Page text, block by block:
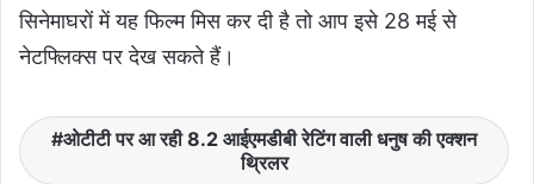
सिनेमाघरों में यह फिल्म मिस कर दी है तो आप इसे 28 मई से
नेटफ्लिक्स पर देख सकते हैं।
ओटीटी पर आ रही 8.2 आईएमडीबी रेटिंग वाली धनुष की एक्शन
थ्रिलर